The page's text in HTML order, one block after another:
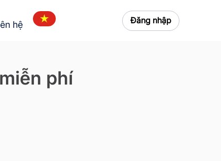
hệ Đăng nhập
phí